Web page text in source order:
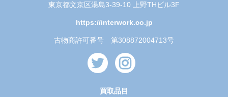
東京都文京区湯島3-39-10 上野THビル3F
https://interwork.co.jp
古物商許可番号 第308872004713号
買取品目